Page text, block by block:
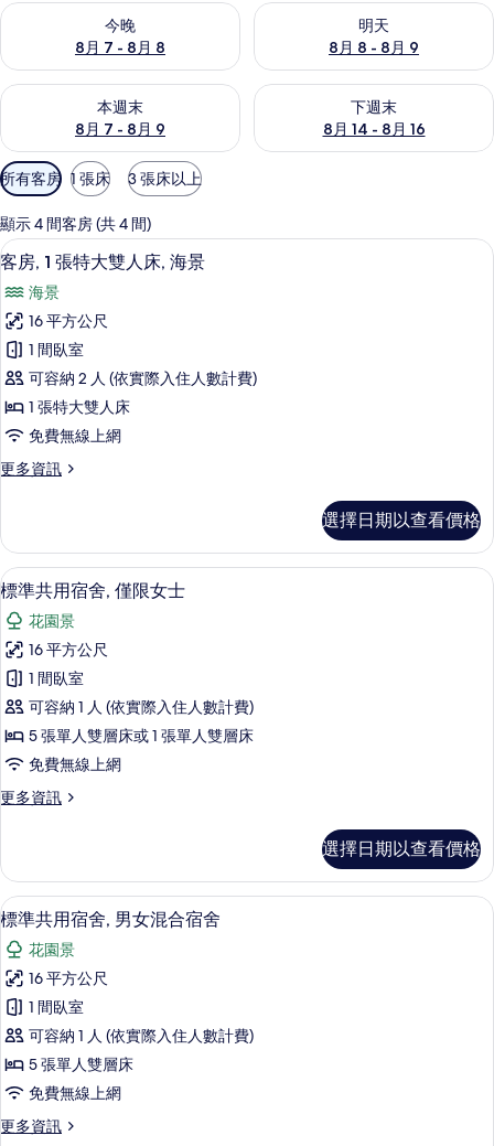
今晚
8月 7 - 8月 8
查看今晚 (8月 7 - 8月 8) 的供應情況
明天
8月 8 - 8月 9
查看明天 (8月 8 - 8月 9) 的供
本週末
8月 7 - 8月 9
查看本週末 (8月 7 - 8月 9) 的供應情況
下週末
8月 14 - 8月 16
查看下週末 (8月 14 - 8月 16)
可
用
的
客
房
篩
選
條
件
所有客房 1 張床 3 張床以上
顯示 4 間客房 (共 4 間)
顯
客
房,
張
特
大
雙
床,
海
景
的
所
有
相
片
客房, 1 張特大雙人床, 海景 | 免費無線
9
客房, 1 張特大雙人床, 海景
海景
16 平方公尺
1 間臥室
可容納 2 人 (依實際入住人數計費)
1 張特大雙人床
免費無線上網
更多資訊
更
1
張
特
大
雙
人
床,
海
景
的
詳
情
選擇日期以查看價格
顯
示
標
準
共
用
宿
僅
女
士
的
所
有
相
片
11
標準共用宿舍, 僅限女士
花園景
16 平方公尺
1 間臥室
可容納 1 人 (依實際入住人數計費)
5 張單人雙層床或 1 張單人雙層床
免費無線上網
更多資訊
更
共
用
宿
舍,
僅
限
女
士
的
詳
情
選擇日期以查看價格
顯
示
標
準
共
用
宿
男
11
標準共用宿舍, 男女混合宿舍
花園景
16 平方公尺
1 間臥室
可容納 1 人 (依實際入住人數計費)
5 張單人雙層床
免費無線上網
更多資訊
更